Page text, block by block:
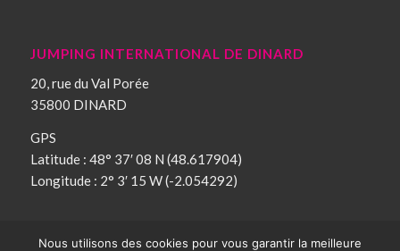
JUMPING INTERNATIONAL DE DINARD
20, rue du Val Porée
35800 DINARD
GPS
Latitude : 48° 37′ 08 N (48.617904)
Longitude : 2° 3′ 15 W (-2.054292)
Nous utilisons des cookies pour vous garantir la meilleure